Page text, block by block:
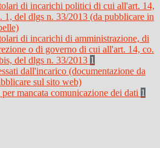
di incarichi politici di cui all'art. 14,
1, del dlgs n. 33/2013 (da pubblicare in
di incarichi di amministrazione, di
o di governo di cui all'art. 14, co.
del dlgs n. 33/2013 1
dall'incarico (documentazione da
sul sito web)
mancata comunicazione dei dati 1